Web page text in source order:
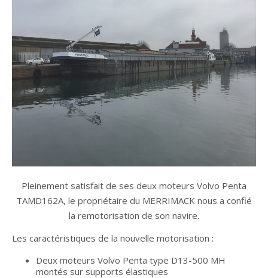
Pleinement satisfait de ses deux moteurs Volvo Penta
TAMD162A, le propriétaire du MERRIMACK nous a confié
la remotorisation de son navire.
Les caractéristiques de la nouvelle motorisation :
Deux moteurs Volvo Penta type D13-500 MH
montés sur supports élastiques